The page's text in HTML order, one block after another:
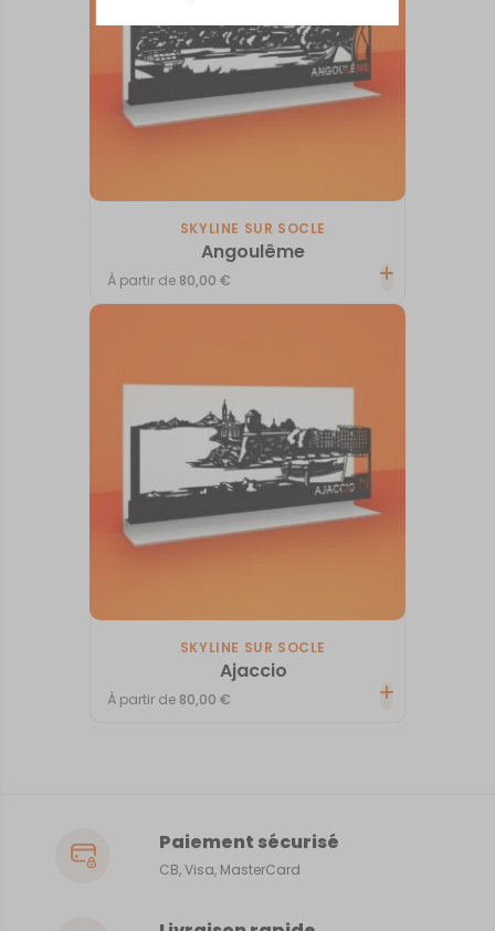
SKYLINE SUR SOCLE
Angoulême
À partir de 80,00€
SKYLINE SUR SOCLE
Ajaccio
À partir de 80,00€
Paiement sécurisé
CB, Visa, MasterCard